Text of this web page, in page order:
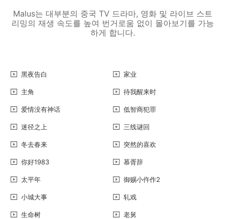
Malus는 대부분의 중국 TV 드라마, 영화 및 라이브 스트
리밍의 재생 속도를 높여 번거로움 없이 몰아보기를 가능
하게 합니다.
黑夜告白 家业
主角 待我醒来时
爱情没有神话 低智商犯罪
迷径之上 三线谜回
冬去春来 突然的喜欢
你好1983 慕胥辞
太平年 御赐小仵作2
小城大事 轧戏
生命树 老舅